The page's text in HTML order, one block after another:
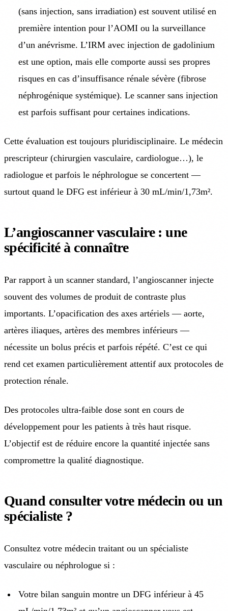
(sans injection, sans irradiation) est souvent utilisé en
première intention pour l’AOMI ou la surveillance
d’un anévrisme. L’IRM avec injection de gadolinium
est une option, mais elle comporte aussi ses propres
risques en cas d’insuffisance rénale sévère (fibrose
néphrogénique systémique). Le scanner sans injection
est parfois suffisant pour certaines indications.
Cette évaluation est toujours pluridisciplinaire. Le médecin
prescripteur (chirurgien vasculaire, cardiologue…), le
radiologue et parfois le néphrologue se concertent —
surtout quand le DFG est inférieur à 30 mL/min/1,73m².
L’angioscanner vasculaire : une
spécificité à connaître
Par rapport à un scanner standard, l’angioscanner injecte
souvent des volumes de produit de contraste plus
importants. L’opacification des axes artériels — aorte,
artères iliaques, artères des membres inférieurs —
nécessite un bolus précis et parfois répété. C’est ce qui
rend cet examen particulièrement attentif aux protocoles de
protection rénale.
Des protocoles ultra-faible dose sont en cours de
développement pour les patients à très haut risque.
L’objectif est de réduire encore la quantité injectée sans
compromettre la qualité diagnostique.
Quand consulter votre médecin ou un
spécialiste ?
Consultez votre médecin traitant ou un spécialiste
vasculaire ou néphrologue si :
Votre bilan sanguin montre un DFG inférieur à 45